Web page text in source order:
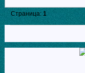
Страница:1